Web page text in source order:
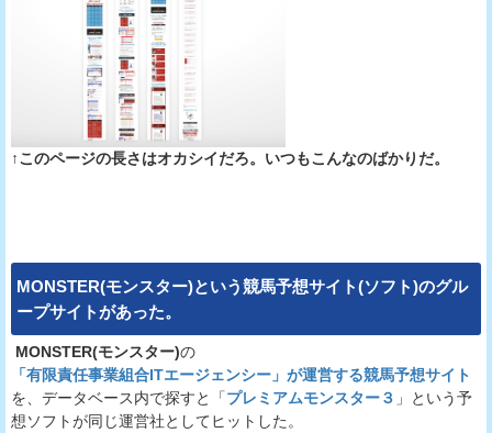
↑このページの長さはオカシイだろ。いつもこんなのばかりだ。
MONSTER(モンスター)という競馬予想サイト(ソフト)のグル
ープサイトがあった。
MONSTER(モンスター)の
「有限責任事業組合ITエージェンシー」が運営する競馬予想サイト
を、データベース内で探すと「プレミアムモンスター３ 」という予
想ソフトが同じ運営社としてヒットした。